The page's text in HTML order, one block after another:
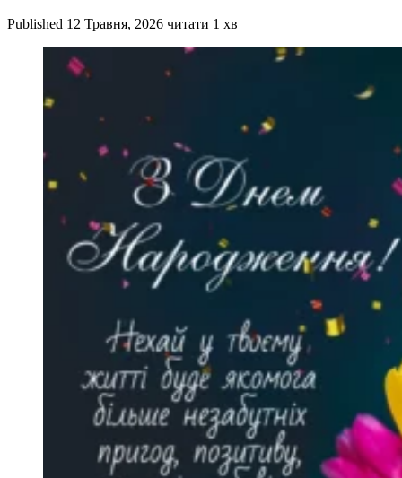
Published 12 Травня, 2026 читати 1 хв